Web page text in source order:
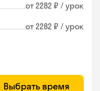
от 2282 ₽ / урок
от 2282 ₽ / урок
Выбрать время